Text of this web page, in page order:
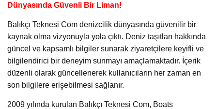
Dünyasında Güvenli Bir Liman!
Balıkçı Teknesi Com denizcilik dünyasında güvenilir bir
kaynak olma vizyonuyla yola çıktı. Deniz taşıtları hakkında
güncel ve kapsamlı bilgiler sunarak ziyaretçilere keyifli ve
bilgilendirici bir deneyim sunmayı amaçlamaktadır. İçerik
düzenli olarak güncellenerek kullanıcıların her zaman en
son bilgilere erişebilmesi sağlanır.
2009 yılında kurulan Balıkçı Teknesi Com, Boats